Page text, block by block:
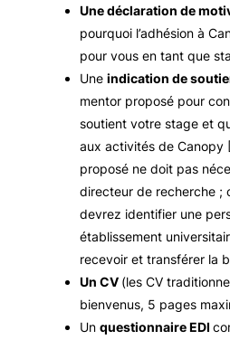
Une déclaration de
pourquoi l’adhésion à
pour vous en tant que
Une indication de
mentor proposé pour
soutient votre stage et
aux activités de Canopy
proposé ne doit pas
directeur de recherche ;
devrez identifier une
établissement
recevoir et transférer la
Un CV (les CV
bienvenus, 5 pages
Un questionnaire EDI